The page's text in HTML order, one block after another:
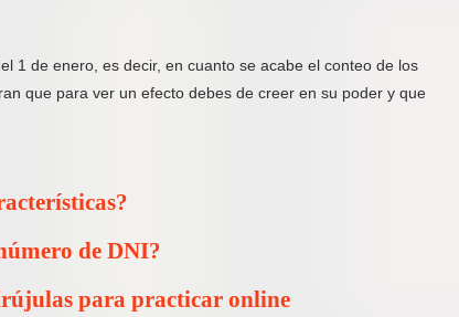
1 de enero, es decir, en cuanto se acabe el conteo de los
que para ver un efecto debes de creer en su poder y que
de DNI?
para practicar online